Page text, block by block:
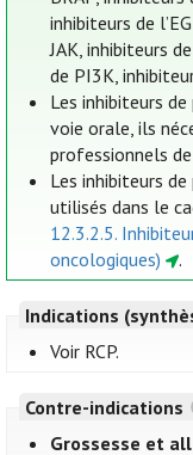
inhibiteurs de
JAK, inhibiteurs
de PI3K,
Les inhibiteurs
voie orale, ils
professionnels
Les inhibiteurs
utilisés dans le
12.3.2.5.
oncologiques)
.
Indications
Voir RCP.
Contre-indications
Grossesse et